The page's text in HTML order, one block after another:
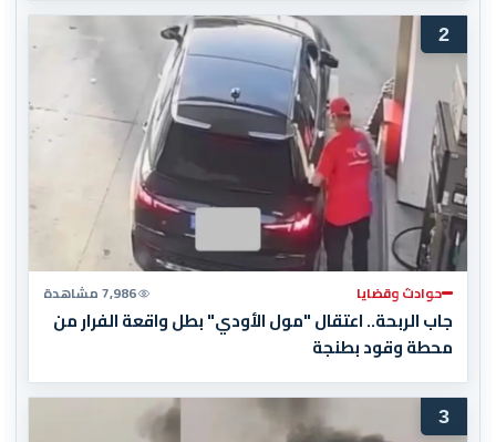
2
حوادث وقضايا 7,986 مشاهدة
جاب الربحة.. اعتقال "مول الأودي" بطل واقعة الفرار من
محطة وقود بطنجة
3